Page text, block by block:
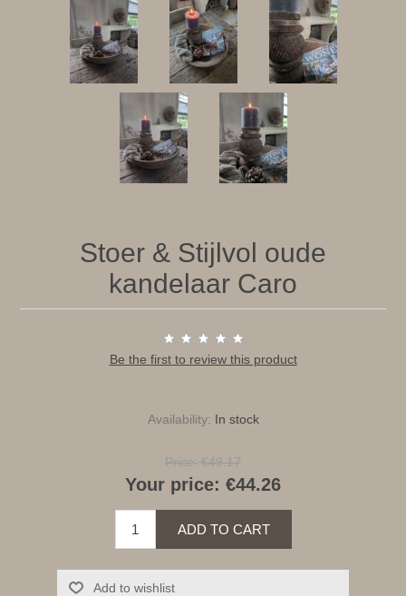
Stoer & Stijlvol oude
kandelaar Caro
Be the first to review this product
Availability: In stock
Price: €49.17
Your price: €44.26
ADD TO CART
Add to wishlist